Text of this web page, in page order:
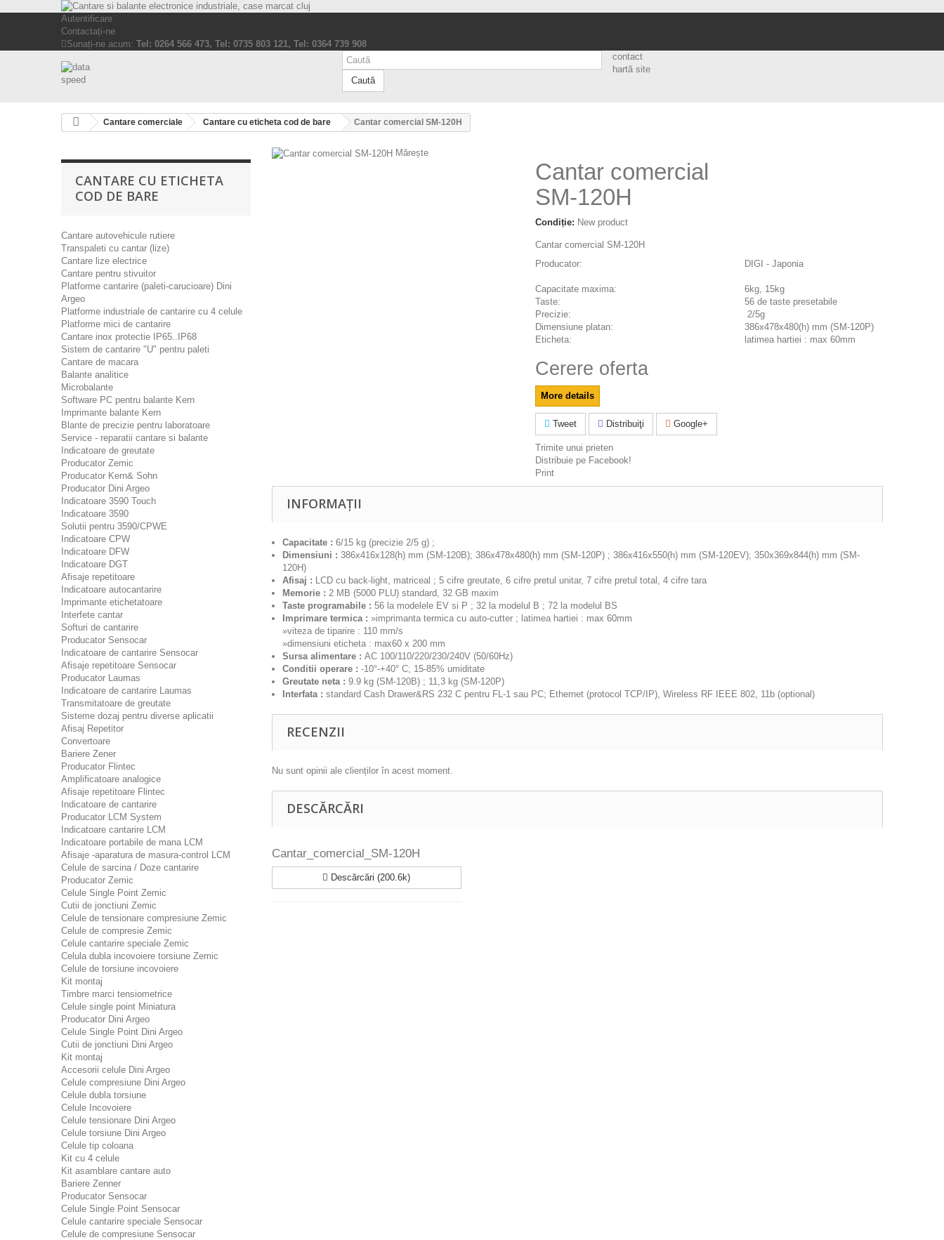
Autentificare
Contactați-ne
Sunați-ne acum: Tel: 0264 566 473, Tel: 0735 803 121, Tel: 0364 739 908
Caută
contact
hartă site
Cantare comerciale Cantare cu eticheta cod de bare Cantar comercial SM-120H
CANTARE CU ETICHETA
COD DE BARE
Cantare autovehicule rutiere
Transpaleti cu cantar (lize)
Cantare lize electrice
Cantare pentru stivuitor
Platforme cantarire (paleti-carucioare) Dini
Argeo
Platforme industriale de cantarire cu 4 celule
Platforme mici de cantarire
Cantare inox protectie IP65..IP68
Sistem de cantarire "U" pentru paleti
Cantare de macara
Balante analitice
Microbalante
Software PC pentru balante Kern
Imprimante balante Kern
Blante de precizie pentru laboratoare
Service - reparatii cantare si balante
Indicatoare de greutate
Producator Zemic
Producator Kern& Sohn
Producator Dini Argeo
Indicatoare 3590 Touch
Indicatoare 3590
Solutii pentru 3590/CPWE
Indicatoare CPW
Indicatoare DFW
Indicatoare DGT
Afisaje repetitoare
Indicatoare autocantarire
Imprimante etichetatoare
Interfete cantar
Softuri de cantarire
Producator Sensocar
Indicatoare de cantarire Sensocar
Afisaje repetitoare Sensocar
Producator Laumas
Indicatoare de cantarire Laumas
Transmitatoare de greutate
Sisteme dozaj pentru diverse aplicatii
Afisaj Repetitor
Convertoare
Bariere Zener
Producator Flintec
Amplificatoare analogice
Afisaje repetitoare Flintec
Indicatoare de cantarire
Producator LCM System
Indicatoare cantarire LCM
Indicatoare portabile de mana LCM
Afisaje -aparatura de masura-control LCM
Celule de sarcina / Doze cantarire
Producator Zemic
Celule Single Point Zemic
Cutii de jonctiuni Zemic
Celule de tensionare compresiune Zemic
Celule de compresie Zemic
Celule cantarire speciale Zemic
Celula dubla incovoiere torsiune Zemic
Celule de torsiune incovoiere
Kit montaj
Timbre marci tensiometrice
Celule single point Miniatura
Producator Dini Argeo
Celule Single Point Dini Argeo
Cutii de jonctiuni Dini Argeo
Kit montaj
Accesorii celule Dini Argeo
Celule compresiune Dini Argeo
Celule dubla torsiune
Celule Incovoiere
Celule tensionare Dini Argeo
Celule torsiune Dini Argeo
Celule tip coloana
Kit cu 4 celule
Kit asamblare cantare auto
Bariere Zenner
Producator Sensocar
Celule Single Point Sensocar
Celule cantarire speciale Sensocar
Celule de compresiune Sensocar
Mărește
Cantar comercial
SM-120H
Condiție: New product
Cantar comercial SM-120H
Producator:
DIGI - Japonia
Capacitate maxima:
6kg, 15kg
Taste:
56 de taste presetabile
Precizie:
2/5g
Dimensiune platan:
386x478x480(h) mm (SM-120P)
Eticheta:
latimea hartiei : max 60mm
Cerere oferta
More details
Tweet Distribuiţi Google+
Trimite unui prieten
Distribuie pe Facebook!
Print
INFORMAȚII
Capacitate : 6/15 kg (precizie 2/5 g) ;
Dimensiuni : 386x416x128(h) mm (SM-120B); 386x478x480(h) mm (SM-120P) ; 386x416x550(h) mm (SM-120EV); 350x369x844(h) mm (SM-
120H)
Afisaj : LCD cu back-light, matriceal ; 5 cifre greutate, 6 cifre pretul unitar, 7 cifre pretul total, 4 cifre tara
Memorie : 2 MB (5000 PLU) standard, 32 GB maxim
Taste programabile : 56 la modelele EV si P ; 32 la modelul B ; 72 la modelul BS
Imprimare termica : »imprimanta termica cu auto-cutter ; latimea hartiei : max 60mm
»viteza de tiparire : 110 mm/s
»dimensiuni eticheta : max60 x 200 mm
Sursa alimentare : AC 100/110/220/230/240V (50/60Hz)
Conditii operare : -10°-+40° C; 15-85% umiditate
Greutate neta : 9.9 kg (SM-120B) ; 11,3 kg (SM-120P)
Interfata : standard Cash Drawer&RS 232 C pentru FL-1 sau PC; Ethernet (protocol TCP/IP), Wireless RF IEEE 802, 11b (optional)
RECENZII
Nu sunt opinii ale clienților în acest moment.
DESCĂRCĂRI
Cantar_comercial_SM-120H
Descărcări (200.6k)